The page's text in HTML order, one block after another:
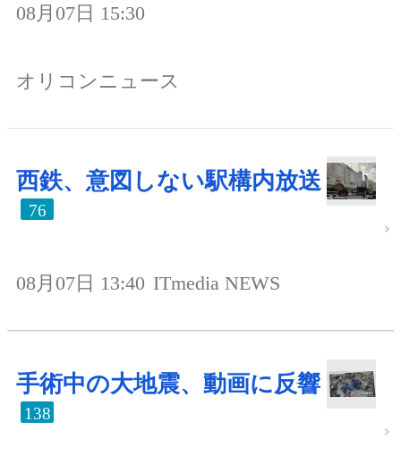
08月07日 15:30
オリコンニュース
西鉄、意図しない駅構内放送
76
08月07日 13:40 ITmedia NEWS
手術中の大地震、動画に反響
138